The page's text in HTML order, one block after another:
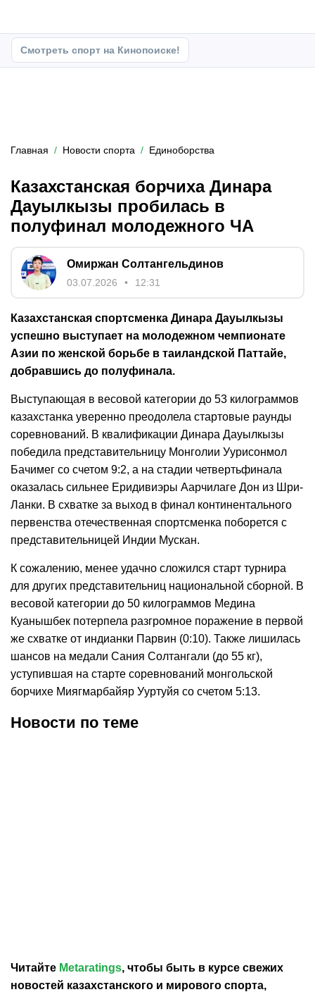
Смотреть спорт на Кинопоиске!
Главная Новости спорта Единоборства
Казахстанская борчиха Динара
Дауылкызы пробилась в
полуфинал молодежного ЧА
Омиржан Солтангельдинов
03.07.2026 12:31
Казахстанская спортсменка Динара Дауылкызы
успешно выступает на молодежном чемпионате
Азии по женской борьбе в таиландской Паттайе,
добравшись до полуфинала.
Выступающая в весовой категории до 53 килограммов
казахстанка уверенно преодолела стартовые раунды
соревнований. В квалификации Динара Дауылкызы
победила представительницу Монголии Уурисонмол
Бачимег со счетом 9:2, а на стадии четвертьфинала
оказалась сильнее Еридивиэры Аарчилаге Дон из Шри-
Ланки. В схватке за выход в финал континентального
первенства отечественная спортсменка поборется с
представительницей Индии Мускан.
К сожалению, менее удачно сложился старт турнира
для других представительниц национальной сборной. В
весовой категории до 50 килограммов Медина
Куанышбек потерпела разгромное поражение в первой
же схватке от индианки Парвин (0:10). Также лишилась
шансов на медали Сания Солтангали (до 55 кг),
уступившая на старте соревнований монгольской
борчихе Миягмарбайяр Ууртуйя со счетом 5:13.
Новости по теме
Читайте Metaratings, чтобы быть в курсе свежих
новостей казахстанского и мирового спорта,